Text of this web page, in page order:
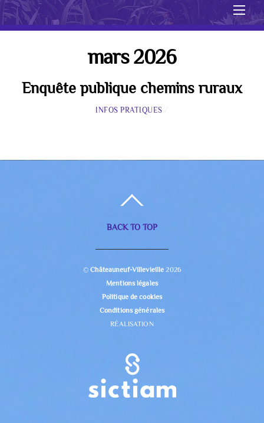
mars 2026
Enquête publique chemins ruraux
INFOS PRATIQUES
BACK TO TOP
©Châteauneuf-Villevieille 2026
Mentions légales
Politique de cookies
Conditions générales
RÉALISATION